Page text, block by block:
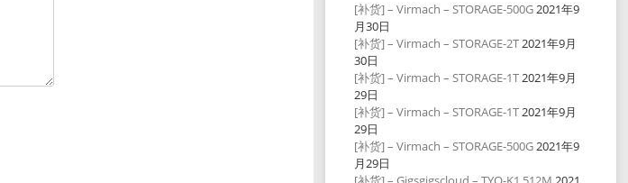
[补货] – Virmach – STORAGE-500G2021年9
月30日
[补货] – Virmach – STORAGE-2T2021年9月
30日
[补货] – Virmach – STORAGE-1T2021年9月
29日
[补货] – Virmach – STORAGE-1T2021年9月
29日
[补货] – Virmach – STORAGE-500G2021年9
月29日